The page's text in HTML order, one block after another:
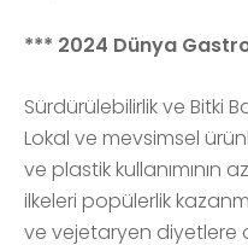
*** 2024 Dünya
Sürdürülebilirlik ve Bitki
Lokal ve mevsimsel
ve plastik kullanımının
ilkeleri popülerlik
ve vejetaryen diyetlere